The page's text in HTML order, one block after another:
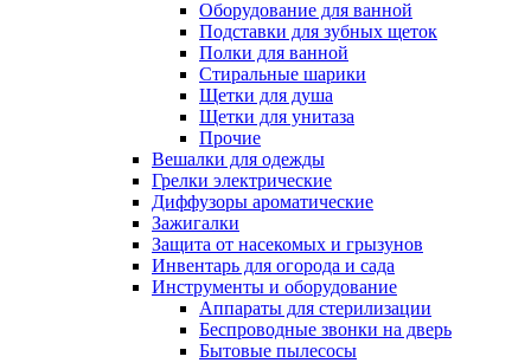
Оборудование для ванной
Подставки для зубных щеток
Полки для ванной
Стиральные шарики
Щетки для душа
Щетки для унитаза
Прочие
Вешалки для одежды
Грелки электрические
Диффузоры ароматические
Зажигалки
Защита от насекомых и грызунов
Инвентарь для огорода и сада
Инструменты и оборудование
Аппараты для стерилизации
Беспроводные звонки на дверь
Бытовые пылесосы